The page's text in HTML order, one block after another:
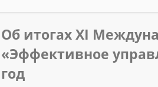
Об итогах XI
«Эффективное
год